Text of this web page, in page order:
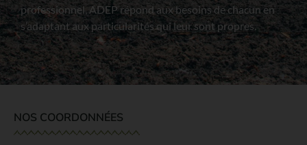
professionnel, ADEP répond aux besoins de chacun en
s’adaptant aux particularités qui leur sont propres.
NOS COORDONNÉES